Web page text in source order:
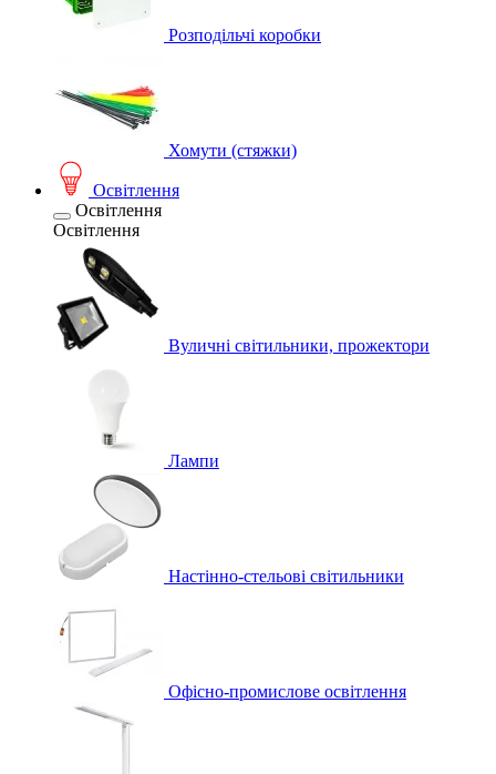
Розподільчі коробки
Хомути (стяжки)
Освітлення
Освітлення
Освітлення
Вуличні світильники, прожектори
Лампи
Настінно-стельові світильники
Офісно-промислове освітлення